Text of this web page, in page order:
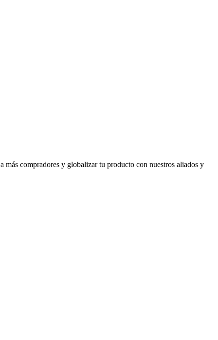
más compradores y globalizar tu producto con nuestros aliados y